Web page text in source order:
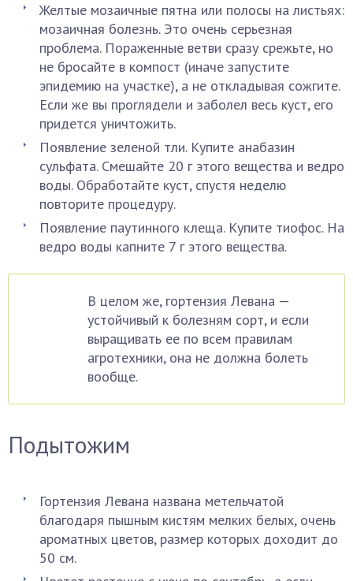
Желтые мозаичные пятна или полосы на листьях:
мозаичная болезнь. Это очень серьезная
проблема. Пораженные ветви сразу срежьте, но
не бросайте в компост (иначе запустите
эпидемию на участке), а не откладывая сожгите.
Если же вы проглядели и заболел весь куст, его
придется уничтожить.
Появление зеленой тли. Купите анабазин
сульфата. Смешайте 20 г этого вещества и ведро
воды. Обработайте куст, спустя неделю
повторите процедуру.
Появление паутинного клеща. Купите тиофос. На
ведро воды капните 7 г этого вещества.
В целом же, гортензия Левана —
устойчивый к болезням сорт, и если
выращивать ее по всем правилам
агротехники, она не должна болеть
вообще.
Подытожим
Гортензия Левана названа метельчатой
благодаря пышным кистям мелких белых, очень
ароматных цветов, размер которых доходит до
50 см.